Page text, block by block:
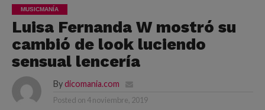
MUSICMANÍA
Luisa Fernanda W mostró su
cambió de look luciendo
sensual lencería
By dicomania.com
Posted on 4 noviembre, 2019